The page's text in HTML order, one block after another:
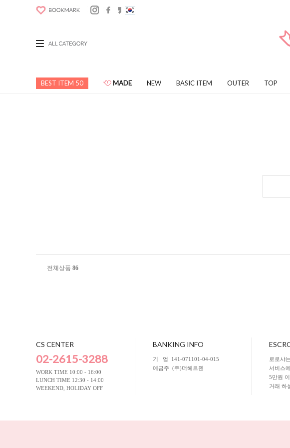
BEST ITEM 50 MADE NEW BASIC ITEM OUTER TOP
전체상품 86
CS CENTER
02-2615-3288
WORK TIME 10:00 - 16:00
LUNCH TIME 12:30 - 14:00
WEEKEND, HOLIDAY OFF
BANKING INFO
기 업
141-071101-04-015
예금주 (주)더헤르첸
로로샤
서비스
5만원
거래 하